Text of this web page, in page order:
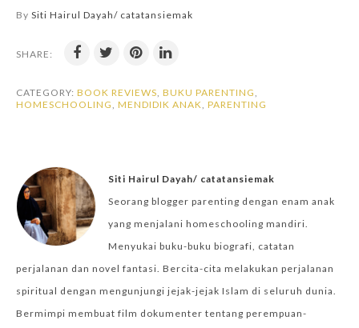
By Siti Hairul Dayah/ catatansiemak
SHARE:
CATEGORY: BOOK REVIEWS BUKU PARENTING
HOMESCHOOLING MENDIDIK ANAK PARENTING
Siti Hairul Dayah/ catatansiemak
Seorang blogger parenting dengan enam anak
yang menjalani homeschooling mandiri.
Menyukai buku-buku biografi, catatan
perjalanan dan novel fantasi. Bercita-cita melakukan perjalanan
spiritual dengan mengunjungi jejak-jejak Islam di seluruh dunia.
Bermimpi membuat film dokumenter tentang perempuan-